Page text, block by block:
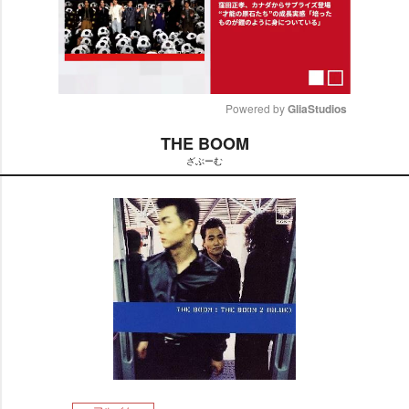
t
e
Powered by GliaStudios
THE BOOM
ざぶーむ